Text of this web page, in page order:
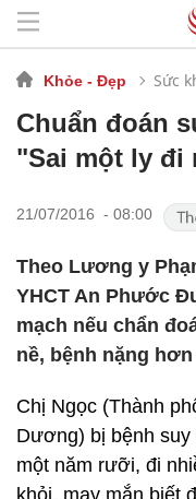
Khỏe - Đẹp Sức
Chuẩn đoán
"Sai một ly đi
21/07/2016 - 08:00
Theo Lương y
YHCT An Phước
mạch nếu chẩn
nề, bệnh nặng
Chị Ngọc (Thành
Dương) bị bệnh
một năm rưỡi, đi
khỏi, may mắn biết